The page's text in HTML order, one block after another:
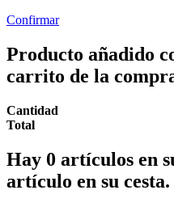
Confirmar
Producto añadido
carrito de la
Cantidad
Total
Hay 0 artículos en
artículo en su cesta.